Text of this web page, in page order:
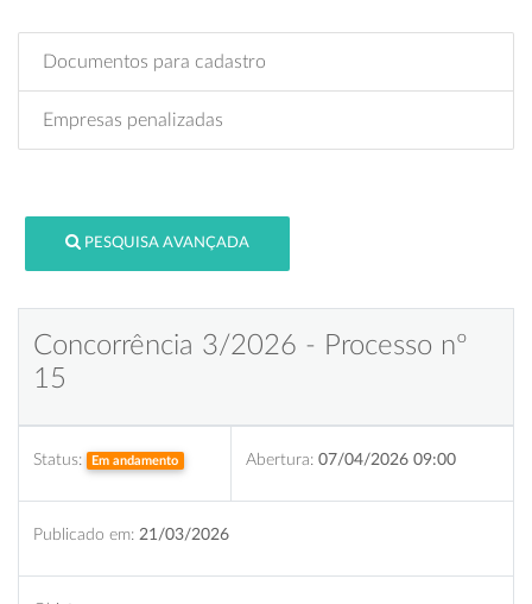
Documentos para cadastro
Empresas penalizadas
PESQUISA AVANÇADA
Concorrência 3/2026 - Processo nº
15
Status: Em andamento Abertura: 07/04/2026 09:00
Publicado em: 21/03/2026